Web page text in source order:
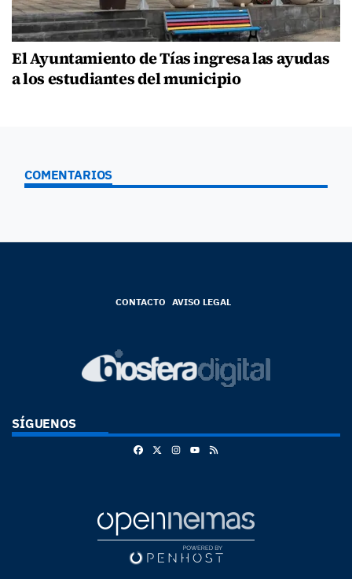
El Ayuntamiento de Tías ingresa las ayudas
a los estudiantes del municipio
COMENTARIOS
CONTACTO AVISO LEGAL
SÍGUENOS
FacebookInstagram